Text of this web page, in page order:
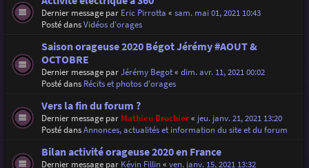
Dernier message par Eric Pirrotta « sam. mai 01, 2021 10:43
Posté dansVidéos d'orages
Saison orageuse 2020 Bégot Jérémy #AOUT &
OCTOBRE
Dernier message parJérémy Begot« dim. avr. 11, 2021 00:02
Posté dans Récits et photos d'orages
Vers la fin du forum ?
Dernier message par Mathieu Brochier« jeu. janv. 21, 2021 13:20
Posté dansAnnonces, actualités et information du site et du forum
Bilan activité orageuse 2020 en France
Dernier message par Kévin Fillin« ven. janv. 15, 2021 13:32